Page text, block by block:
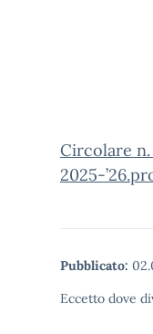
Circolare n.
2025-
Pubblicato:
Eccetto dove